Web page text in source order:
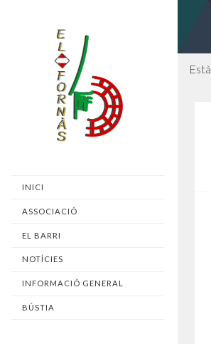
INICI
ASSOCIACIÓ
EL BARRI
NOTÍCIES
INFORMACIÓ GENERAL
BÚSTIA